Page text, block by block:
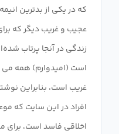
که در یکی از بدترین
عجیب و غریب دیگر که
زندگی در آنجا پرتاب
است (امیدوارم) همه می
غریب است، بنابراین
افراد در این سایت که
اخلاقی فاسد است،